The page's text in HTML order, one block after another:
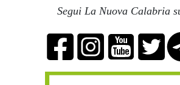
Segui La Nuova Calabria